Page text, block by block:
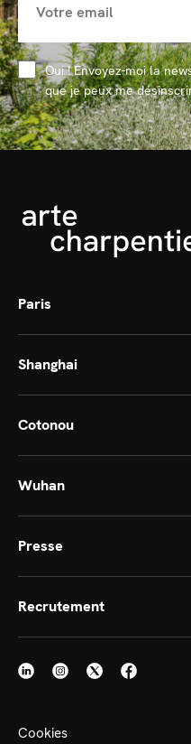
Oui ! Envoyez-moi la
que je peux me
Paris
Shanghai
Cotonou
Wuhan
Presse
Recrutement
Cookies